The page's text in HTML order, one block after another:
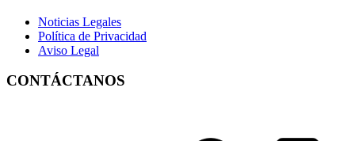
Noticias Legales
Política de Privacidad
Aviso Legal
CONTÁCTANOS